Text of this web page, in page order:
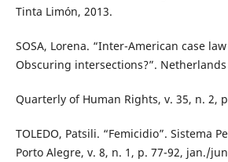
Tinta Limón, 2013.
SOSA, Lorena. “Inter-American case
Obscuring intersections?”. Netherlands
Quarterly of Human Rights, v. 35, n. 2,
TOLEDO, Patsili. “Femicidio”. Sistema
Porto Alegre, v. 8, n. 1, p. 77-92, jan./